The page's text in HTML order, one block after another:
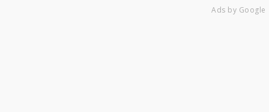
Ads by Google